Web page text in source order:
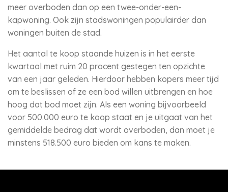
meer overboden dan op een twee-onder-een-
kapwoning. Ook zijn stadswoningen populairder dan
woningen buiten de stad.
Het aantal te koop staande huizen is in het eerste
kwartaal met ruim 20 procent gestegen ten opzichte
van een jaar geleden. Hierdoor hebben kopers meer tijd
om te beslissen of ze een bod willen uitbrengen en hoe
hoog dat bod moet zijn. Als een woning bijvoorbeeld
voor 500.000 euro te koop staat en je uitgaat van het
gemiddelde bedrag dat wordt overboden, dan moet je
minstens 518.500 euro bieden om kans te maken.